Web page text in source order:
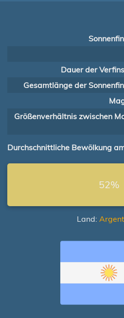
Dauer der
Gesamtlänge der
Größenverhältnis zwischen
Durchschnittliche Bewölkung
52%
Land: